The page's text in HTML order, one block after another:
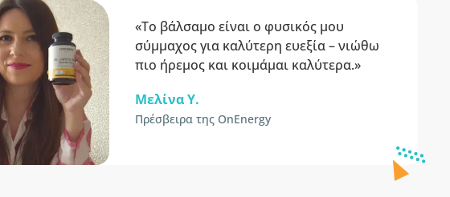
«Το βάλσαμο είναι ο φυσικός μου
σύμμαχος για καλύτερη ευεξία – νιώθω
πιο ήρεμος και κοιμάμαι καλύτερα.»
Μελίνα Y.
Πρέσβειρα της OnEnergy